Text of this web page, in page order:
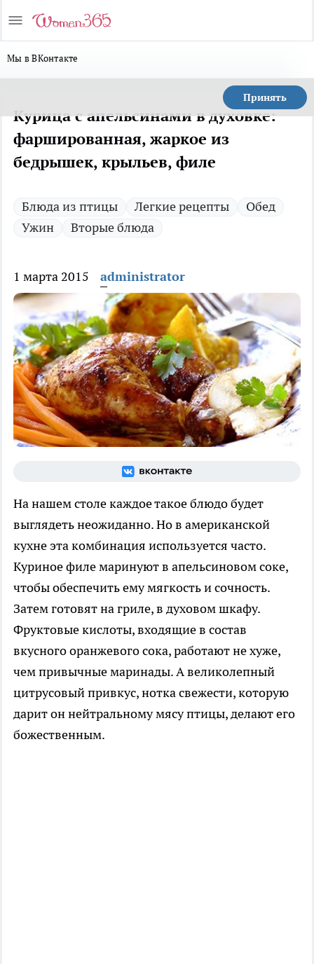
Мы в ВКонтакте
Принять
Курица с апельсинами в духовке:
фаршированная, жаркое из
бедрышек, крыльев, филе
Блюда из птицы Легкие рецепты
Обед
Ужин
Вторые блюда
1 марта 2015 administrator
На нашем столе каждое такое блюдо будет
выглядеть неожиданно. Но в американской
кухне эта комбинация используется часто.
Куриное филе маринуют в апельсиновом соке,
чтобы обеспечить ему мягкость и сочность.
Затем готовят на гриле, в духовом шкафу.
Фруктовые кислоты, входящие в состав
вкусного оранжевого сока, работают не хуже,
чем привычные маринады. А великолепный
цитрусовый привкус, нотка свежести, которую
дарит он нейтральному мясу птицы, делают его
божественным.